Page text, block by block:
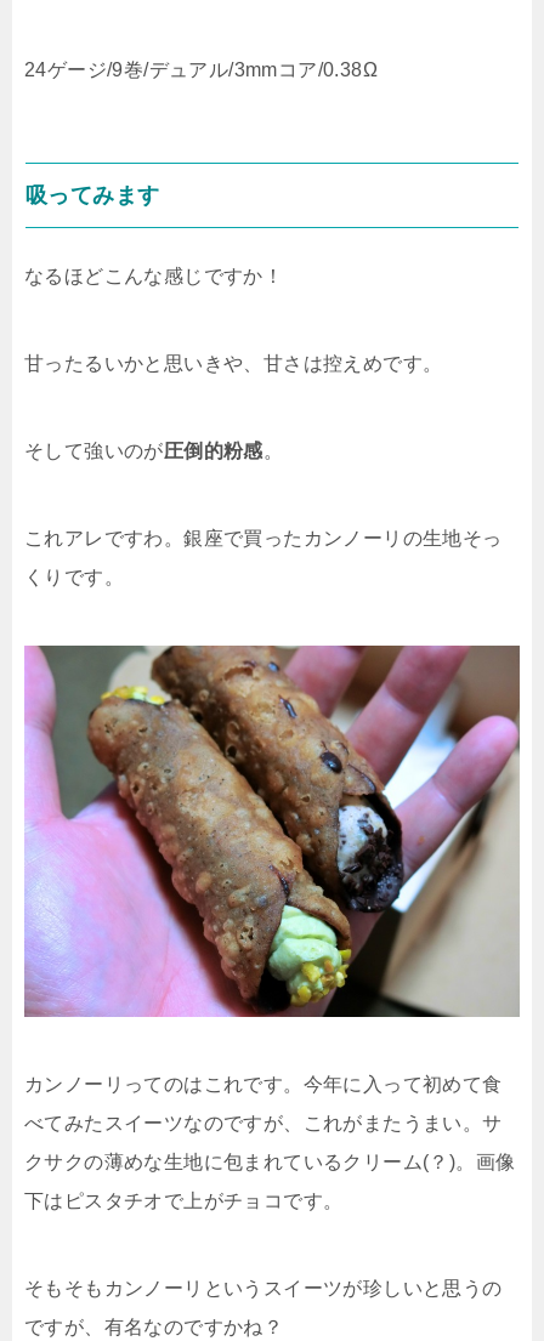
24ゲージ/9巻/デュアル/3mmコア/0.38Ω
吸ってみます
なるほどこんな感じですか！
甘ったるいかと思いきや、甘さは控えめです。
そして強いのが圧倒的粉感。
これアレですわ。銀座で買ったカンノーリの生地そっ
くりです。
カンノーリってのはこれです。今年に入って初めて食
べてみたスイーツなのですが、これがまたうまい。サ
クサクの薄めな生地に包まれているクリーム(？)。画像
下はピスタチオで上がチョコです。
そもそもカンノーリというスイーツが珍しいと思うの
ですが、有名なのですかね？